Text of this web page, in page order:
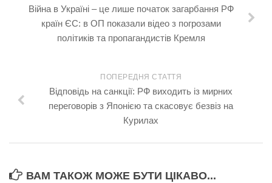
Війна в Україні – це лише початок загарбання РФ
країн ЄС: в ОП показали відео з погрозами
політиків та пропагандистів Кремля
ПОПЕРЕДНЯ СТАТТЯ
Відповідь на санкції: РФ виходить із мирних
переговорів з Японією та скасовує безвіз на
Курилах
ВАМ ТАКОЖ МОЖЕ БУТИ ЦІКАВО...